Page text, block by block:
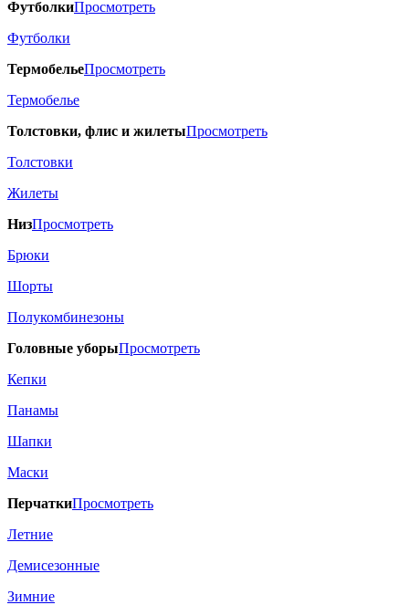
ФутболкиПросмотреть
Футболки
ТермобельеПросмотреть
Термобелье
Толстовки, флис и жилетыПросмотреть
Толстовки
Жилеты
НизПросмотреть
Брюки
Шорты
Полукомбинезоны
Головные уборыПросмотреть
Кепки
Панамы
Шапки
Маски
ПерчаткиПросмотреть
Летние
Демисезонные
Зимние